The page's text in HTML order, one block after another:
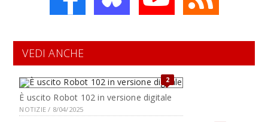
VEDI ANCHE
2
È uscito Robot 102 in versione digitale
NOTIZIE / 8/04/2025